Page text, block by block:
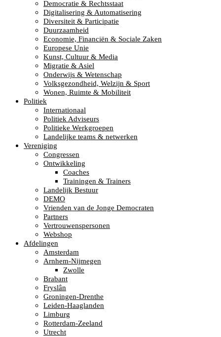
Democratie & Rechtsstaat
Digitalisering & Automatisering
Diversiteit & Participatie
Duurzaamheid
Economie, Financiën & Sociale Zaken
Europese Unie
Kunst, Cultuur & Media
Migratie & Asiel
Onderwijs & Wetenschap
Volksgezondheid, Welzijn & Sport
Wonen, Ruimte & Mobiliteit
Politiek
Internationaal
Politiek Adviseurs
Politieke Werkgroepen
Landelijke teams & netwerken
Vereniging
Congressen
Ontwikkeling
Coaches
Trainingen & Trainers
Landelijk Bestuur
DEMO
Vrienden van de Jonge Democraten
Partners
Vertrouwenspersonen
Webshop
Afdelingen
Amsterdam
Arnhem-Nijmegen
Zwolle
Brabant
Fryslân
Groningen-Drenthe
Leiden-Haaglanden
Limburg
Rotterdam-Zeeland
Utrecht